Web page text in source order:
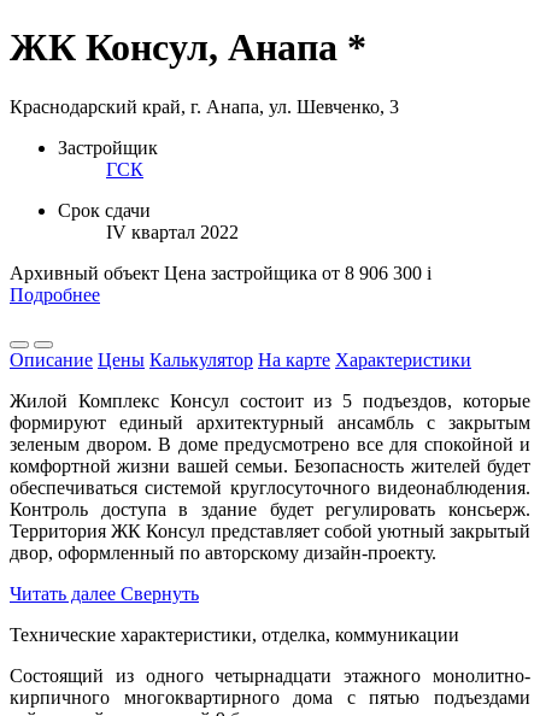
ЖК Консул, Анапа *
Краснодарский край, г. Анапа, ул. Шевченко, 3
Застройщик
ГСК
Срок сдачи
IV квартал 2022
Архивный объект Цена застройщика от 8 906 300 i
Подробнее
Описание Цены Калькулятор На карте Характеристики
Жилой Комплекс Консул состоит из 5 подъездов, которые
формируют единый архитектурный ансамбль с закрытым
зеленым двором. В доме предусмотрено все для спокойной и
комфортной жизни вашей семьи. Безопасность жителей будет
обеспечиваться системой круглосуточного видеонаблюдения.
Контроль доступа в здание будет регулировать консьерж.
Территория ЖК Консул представляет собой уютный закрытый
двор, оформленный по авторскому дизайн-проекту.
Читать далее Свернуть
Технические характеристики, отделка, коммуникации
Состоящий из одного четырнадцати этажного монолитно-
кирпичного многоквартирного дома с пятью подъездами